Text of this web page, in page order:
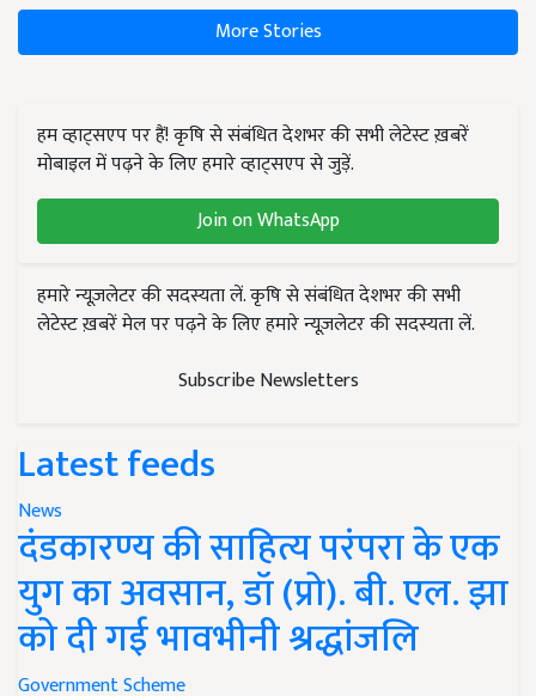
More Stories
हम व्हाट्सएप पर हैं! कृषि से संबंधित देशभर की सभी लेटेस्ट ख़बरें
मोबाइल में पढ़ने के लिए हमारे व्हाट्सएप से जुड़ें.
Join on WhatsApp
हमारे न्यूज़लेटर की सदस्यता लें. कृषि से संबंधित देशभर की सभी
लेटेस्ट ख़बरें मेल पर पढ़ने के लिए हमारे न्यूज़लेटर की सदस्यता लें.
Subscribe Newsletters
Latest feeds
News
दंडकारण्य की साहित्य परंपरा के एक
युग का अवसान, डॉ (प्रो). बी. एल. झा
को दी गई भावभीनी श्रद्धांजलि
Government Scheme